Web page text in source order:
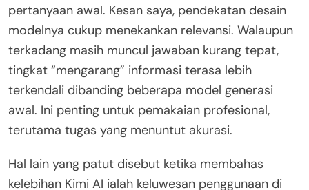
pertanyaan awal. Kesan saya, pendekatan desain
modelnya cukup menekankan relevansi. Walaupun
terkadang masih muncul jawaban kurang tepat,
tingkat “mengarang” informasi terasa lebih
terkendali dibanding beberapa model generasi
awal. Ini penting untuk pemakaian profesional,
terutama tugas yang menuntut akurasi.
Hal lain yang patut disebut ketika membahas
kelebihan Kimi AI ialah keluwesan penggunaan di